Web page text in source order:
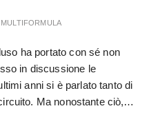
MULTIFORMULA
ha portato con sé non
in discussione le
anni si è parlato tanto di
Ma nonostante ciò,…